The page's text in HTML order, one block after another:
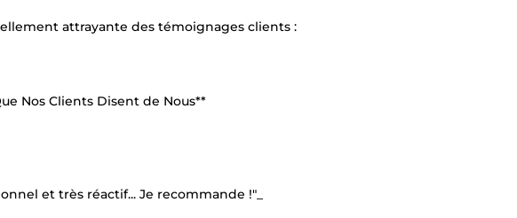
attrayante des témoignages clients :
Nos Clients Disent de Nous**
et très réactif... Je recommande !"_